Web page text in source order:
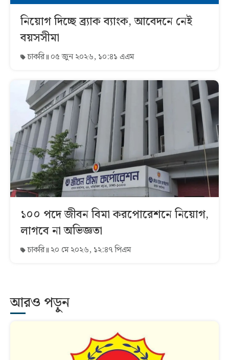
নিয়োগ দিচ্ছে ব্র্যাক ব্যাংক, আবেদনে নেই
বয়সসীমা
চাকরি ০৫ জুন ২০২৬, ১০:৪১ এএম
১০০ পদে জীবন বিমা করপোরেশনে নিয়োগ,
লাগবে না অভিজ্ঞতা
চাকরি ২০ মে ২০২৬, ১২:৪৭ পিএম
আরও পড়ুন